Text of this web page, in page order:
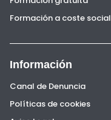
Formación a coste social
Información
Canal de Denuncia
Políticas de cookies